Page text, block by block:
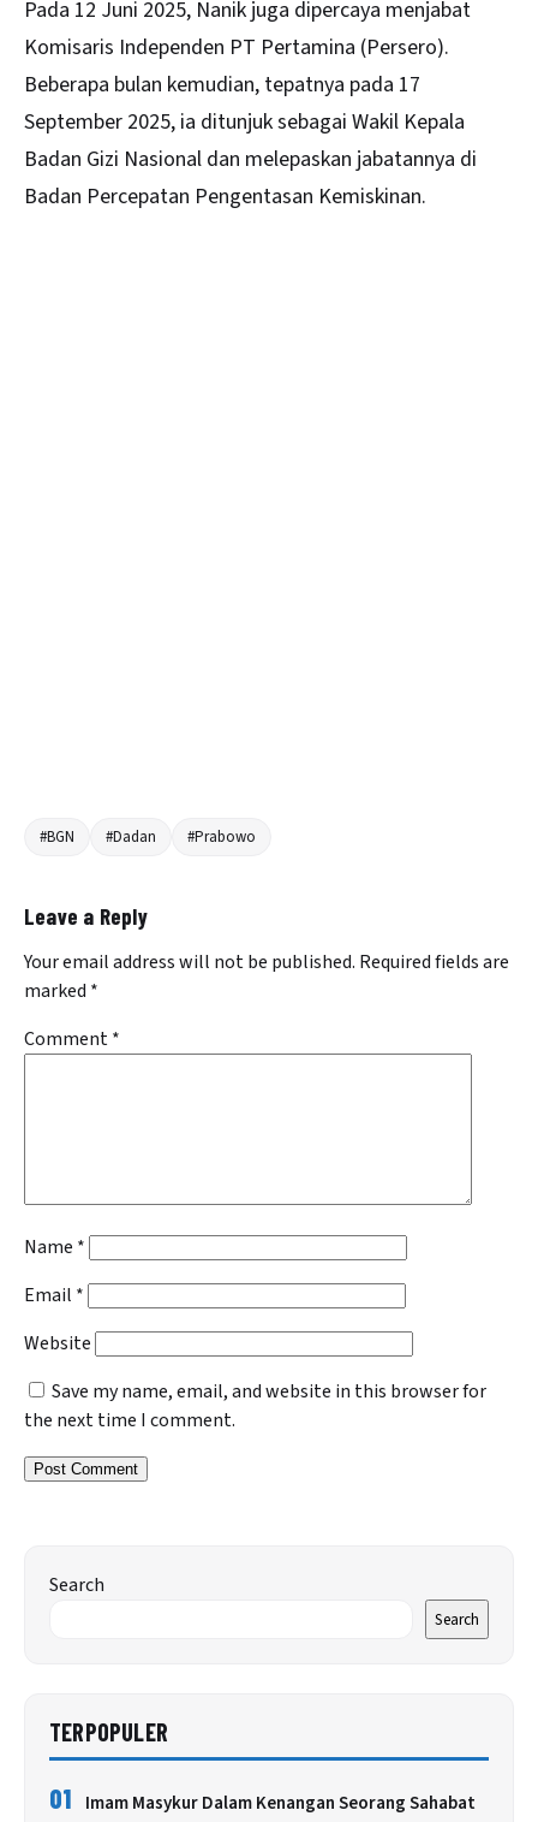
Pada 12 Juni 2025, Nanik juga dipercaya menjabat
Komisaris Independen PT Pertamina (Persero).
Beberapa bulan kemudian, tepatnya pada 17
September 2025, ia ditunjuk sebagai Wakil Kepala
Badan Gizi Nasional dan melepaskan jabatannya di
Badan Percepatan Pengentasan Kemiskinan.
#BGN #Dadan #Prabowo
Leave a Reply
Your email address will not be published. Required fields are
marked *
Comment*
Name *
Email *
Website
Save my name, email, and website in this browser for
the next time I comment.
Search
Search
TERPOPULER
01 Imam Masykur Dalam Kenangan Seorang Sahabat